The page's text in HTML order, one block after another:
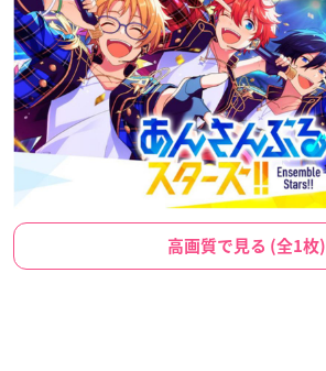
高画質で見る (全1枚)